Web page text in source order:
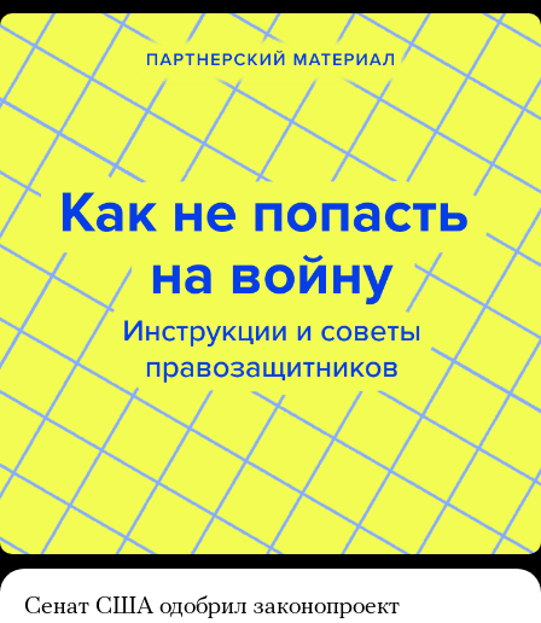
Сенат США одобрил законопроект